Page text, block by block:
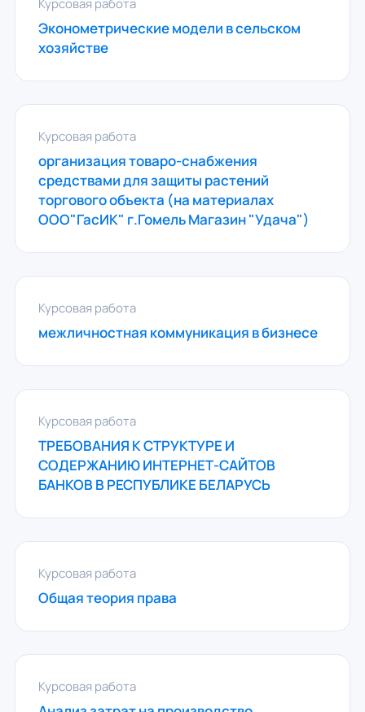
Курсовая работа
Эконометрические модели в сельском
хозяйстве
Курсовая работа
организация товаро-снабжения
средствами для защиты растений
торгового объекта (на материалах
ООО"ГасИК" г.Гомель Магазин "Удача")
Курсовая работа
межличностная коммуникация в бизнесе
Курсовая работа
ТРЕБОВАНИЯ К СТРУКТУРЕ И
СОДЕРЖАНИЮ ИНТЕРНЕТ-САЙТОВ
БАНКОВ В РЕСПУБЛИКЕ БЕЛАРУСЬ
Курсовая работа
Общая теория права
Курсовая работа